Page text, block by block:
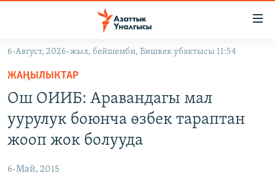
Навигацияга
өтүңүз
Издөөгө
салыңыз
МАДАНИЯТ
УКРАИНА
ТВ ПРОГРАММАЛАР
6-Август, 2026-жыл, бейшемби, Бишкек убактысы 11:54
ЖАҢЫЛЫКТАР
Ош ОИИБ: Аравандагы мал
уурулук боюнча өзбек тараптан
жооп жок болууда
6-Май, 2015